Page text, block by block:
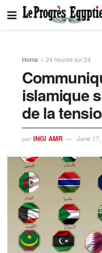
Home 24 heures sur 24
islamique
de la
par INGI AMR June